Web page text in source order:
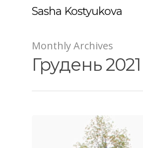
Hit enter to search or ESC to close
Sasha Kostyukova
Monthly Archives
Грудень 2021